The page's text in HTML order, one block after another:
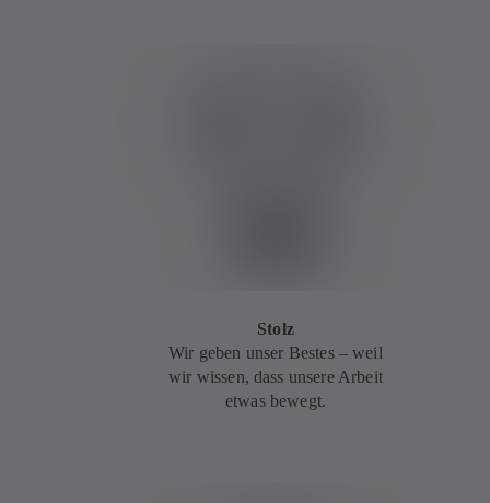
Stolz
Wir geben unser Bestes – weil
wir wissen, dass unsere Arbeit
etwas bewegt.